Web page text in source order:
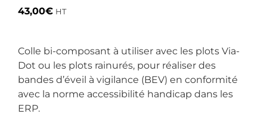
43,00€ HT
Colle bi-composant à utiliser avec les plots Via-
Dot ou les plots rainurés, pour réaliser des
bandes d’éveil à vigilance (BEV) en conformité
avec la norme accessibilité handicap dans les
ERP.